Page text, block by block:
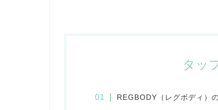
タッ
REGBODY（レグボディ）